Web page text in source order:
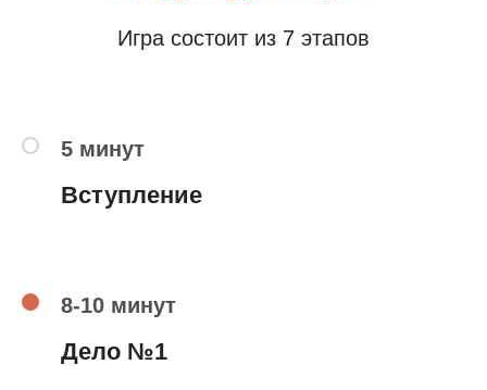
Игра состоит из 7 этапов
5 минут
Вступление
8-10 минут
Дело №1